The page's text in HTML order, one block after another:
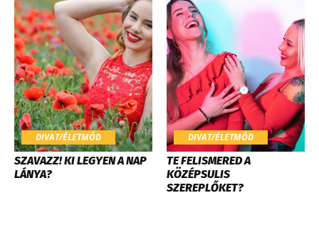
DIVAT/ÉLETMÓD
SZAVAZZ! KI LEGYEN A NAP
LÁNYA?
DIVAT/ÉLETMÓD
TE FELISMERED A
KÖZÉPSULIS
SZEREPLŐKET?